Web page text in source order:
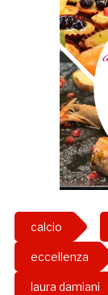
calcio
eccellenza
laura damiani